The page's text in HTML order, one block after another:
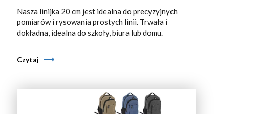
Nasza linijka 20 cm jest idealna do precyzyjnych
pomiarów i rysowania prostych linii. Trwała i
dokładna, idealna do szkoły, biura lub domu.
Czytaj